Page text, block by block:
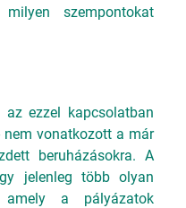
szempontokat
ezzel kapcsolatban
nem vonatkozott a már
beruházásokra. A
jelenleg több olyan
a pályázatok